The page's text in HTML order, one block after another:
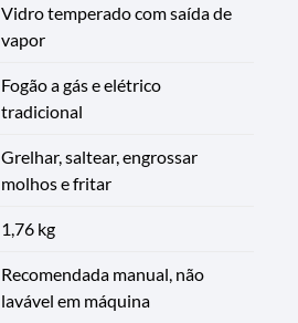
Vidro temperado com saída de
vapor
Fogão a gás e elétrico
tradicional
Grelhar, saltear, engrossar
molhos e fritar
1,76 kg
Recomendada manual, não
lavável em máquina